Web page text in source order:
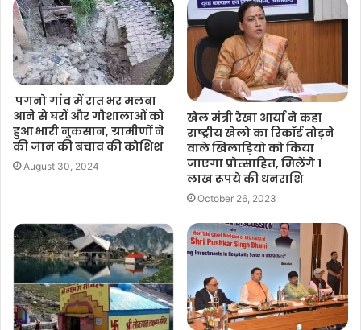
पगनो गांव में रात भर मलबा
आने से घरों और गौशालाओं को
हुआ भारी नुकसान, ग्रामीणों ने
की जान की बचाव की कोशिश
August 30, 2024
खेल मंत्री रेखा आर्या ने कहा
राष्ट्रीय खेलो का रिकॉर्ड तोड़ने
वाले खिलाड़ियो को किया
जाएगा प्रोत्साहित, मिलेंगे 1
लाख रूपये की धनराशि
October 26, 2023